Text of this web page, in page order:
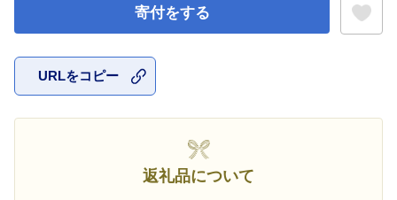
寄付をする
URLをコピー
返礼品について